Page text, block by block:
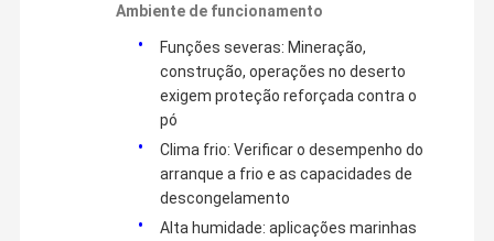
Peças para autocarros Jinlong
Partes de autocarros Higer
Partes de autocarros Zhongtong
Peças de autocarros de energia nova
Ambiente de funcionamento
Funções severas: Mineração,
construção, operações no deserto
exigem proteção reforçada contra o
pó
Clima frio: Verificar o desempenho do
arranque a frio e as capacidades de
descongelamento
Alta humidade: aplicações marinhas